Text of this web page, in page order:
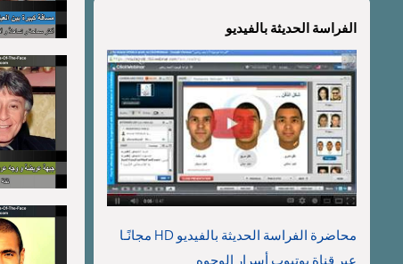
الفراسة الحديثة بالفيديو
محاضرة الفراسة الحديثة بالفيديو HD مجانًـا